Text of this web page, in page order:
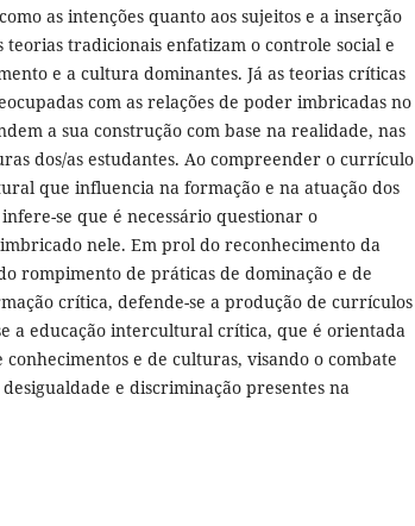
as intenções quanto aos sujeitos e a inserção
teorias tradicionais enfatizam o controle social e
e a cultura dominantes. Já as teorias críticas
com as relações de poder imbricadas no
a sua construção com base na realidade, nas
dos/as estudantes. Ao compreender o currículo
que influencia na formação e na atuação dos
se que é necessário questionar o
imbricado nele. Em prol do reconhecimento da
rompimento de práticas de dominação e de
crítica, defende-se a produção de currículos
a educação intercultural crítica, que é orientada
e de culturas, visando o combate
e discriminação presentes na